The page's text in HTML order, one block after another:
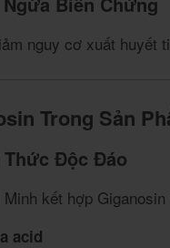
nguy cơ xuất huyết
Trong Sản
Thức Độc Đáo
kết hợp
acid